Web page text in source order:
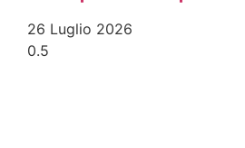
26 Luglio 2026